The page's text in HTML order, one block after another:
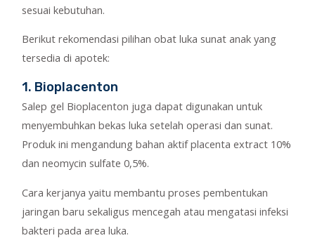
sesuai kebutuhan.
Berikut rekomendasi pilihan obat luka sunat anak yang
tersedia di apotek:
1. Bioplacenton
Salep gel Bioplacenton juga dapat digunakan untuk
menyembuhkan bekas luka setelah operasi dan sunat.
Produk ini mengandung bahan aktif placenta extract 10%
dan neomycin sulfate 0,5%.
Cara kerjanya yaitu membantu proses pembentukan
jaringan baru sekaligus mencegah atau mengatasi infeksi
bakteri pada area luka.